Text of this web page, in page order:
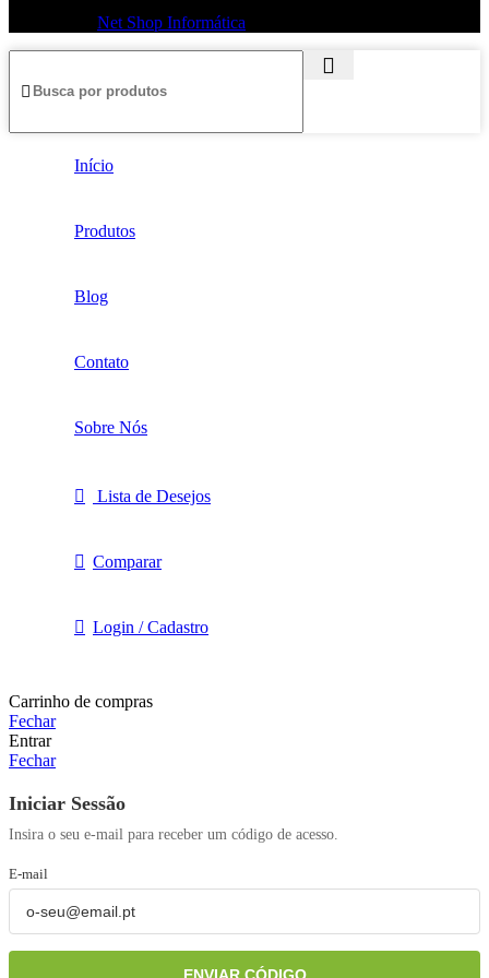
Net Shop Informática
Início
Produtos
Blog
Contato
Sobre Nós
Lista de Desejos
Comparar
Login / Cadastro
Carrinho de compras
Fechar
Entrar
Fechar
Iniciar Sessão
Insira o seu e-mail para receber um código de acesso.
E-mail
ENVIAR CÓDIGO